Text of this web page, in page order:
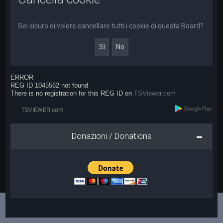
Sei sicuro di volere cancellare tutti i cookie di questa Board?
ERROR
REG ID 1045562 not found
There is no registration for this REG ID onTSViewer.com
Donazioni / Donations